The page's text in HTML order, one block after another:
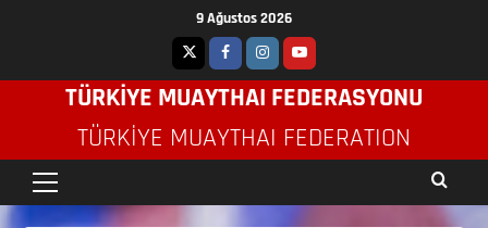
9 Ağustos 2026
TÜRKİYE MUAYTHAI FEDERASYONU
TÜRKIYE MUAYTHAI FEDERATION